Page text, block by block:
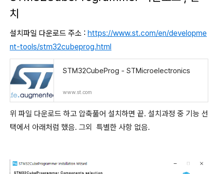
치
설치파일 다운로드 주소 : https://www.st.com/en/developme
nt-tools/stm32cubeprog.html
STM32CubeProg - STMicroelectronics
www.st.com
위 파일 다운로드 하고 압축풀어 설치하면 끝. 설치과정 중 기능 선
택에서 아래처럼 했음. 그외 특별한 사항 없음.